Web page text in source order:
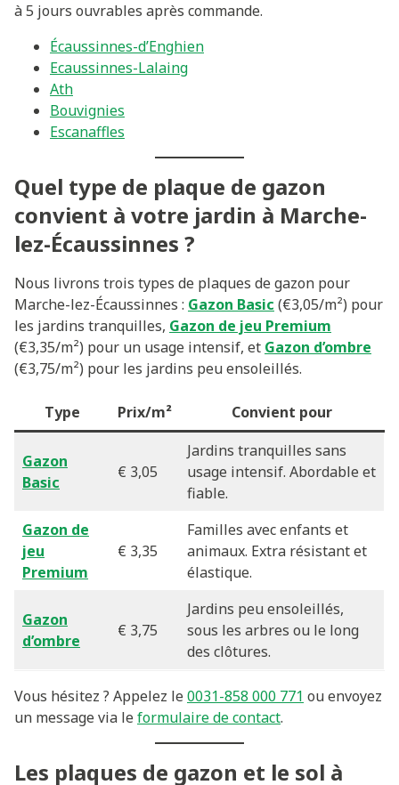
à 5 jours ouvrables après commande.
Écaussinnes-d’Enghien
Ecaussinnes-Lalaing
Ath
Bouvignies
Escanaffles
Quel type de plaque de gazon
convient à votre jardin à Marche-
lez-Écaussinnes ?
Nous livrons trois types de plaques de gazon pour
Marche-lez-Écaussinnes : Gazon Basic (€3,05/m²) pour
les jardins tranquilles, Gazon de jeu Premium
(€3,35/m²) pour un usage intensif, et Gazon d’ombre
(€3,75/m²) pour les jardins peu ensoleillés.
Type Prix/m² Convient pour
Gazon
Basic
€ 3,05
Jardins tranquilles sans
usage intensif. Abordable et
fiable.
Gazon de
jeu
Premium
€ 3,35
Familles avec enfants et
animaux. Extra résistant et
élastique.
Gazon
d’ombre
€ 3,75
Jardins peu ensoleillés,
sous les arbres ou le long
des clôtures.
Vous hésitez ? Appelez le0031-858 000 771 ou envoyez
un message via leformulaire de contact.
Les plaques de gazon et le sol à